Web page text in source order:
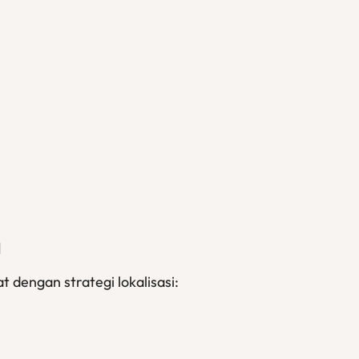
dengan strategi lokalisasi: